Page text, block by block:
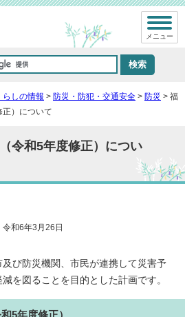
メニュー
らしの情報 > 防災・防犯・交通安全 > 防災 > 福
）について
令和5年度修正）につい
和6年3月26日
び防災機関、市民が連携して災害予
を図ることを目的とした計画です。
5年度修正）